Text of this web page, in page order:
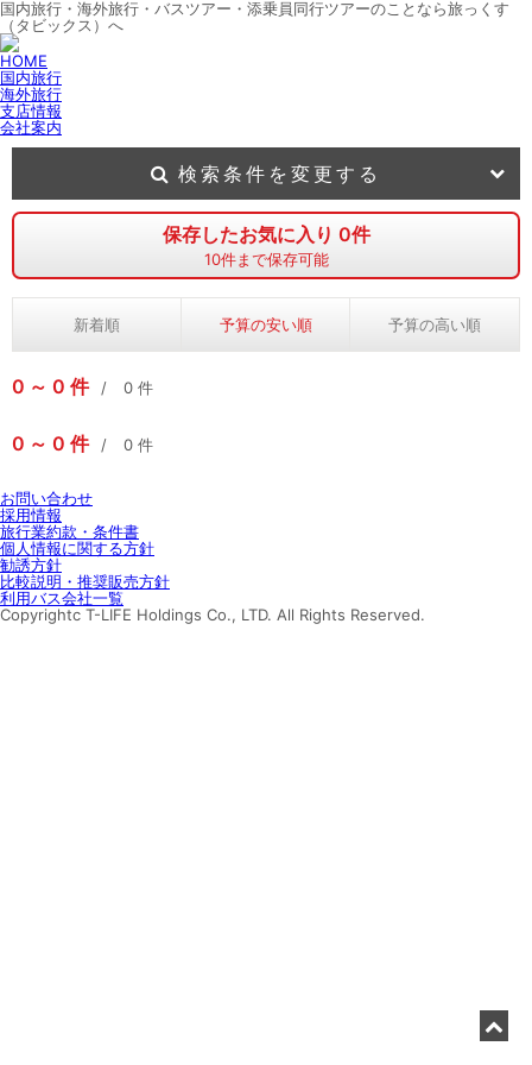
国内旅行・海外旅行・バスツアー・添乗員同行ツアーのことなら旅っくす
（タビックス）へ
HOME
国内旅行
海外旅行
支店情報
会社案内
保存したお気に入り 0件
10件まで保存可能
新着順 予算の安い順 予算の高い順
0 0 件 0 件
0 0 件 0 件
検索条件を変更する
お問い合わせ
採用情報
旅行業約款・条件書
個人情報に関する方針
勧誘方針
比較説明・推奨販売方針
利用バス会社一覧
Copyrightc T-LIFE Holdings Co., LTD. All Rights Reserved.